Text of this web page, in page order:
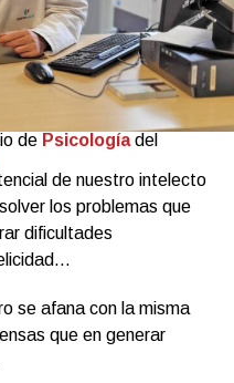
de Psicologíadel
de nuestro intelecto
los problemas que
dificultades
se afana con la misma
que en generar